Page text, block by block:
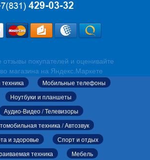
Мобильные телефоны
Ноутбуки и планшеты
Аудио-Видео / Телевизоры
техника / Автозвук
и здоровье
Спорт и отдых
техника
Мебель